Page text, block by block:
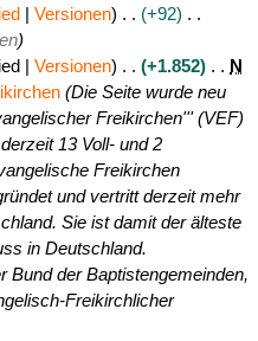
Versionen
+92
Versionen +1.852
N
Die Seite wurde neu
Freikirchen''' (VEF)
13 Voll- und 2
Freikirchen
und vertritt derzeit mehr
Sie ist damit der älteste
in Deutschland.
Bund der Baptistengemeinden,
Freikirchlicher